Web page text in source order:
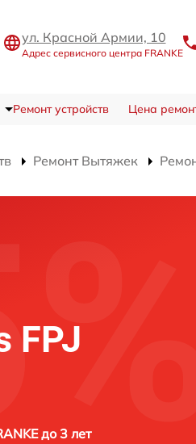
ул. Красной Армии, 10
Адрес сервисного центра FRANKE
Ремонт устройств Цена
Ремонт Вытяжек
FPJ
до 3 лет